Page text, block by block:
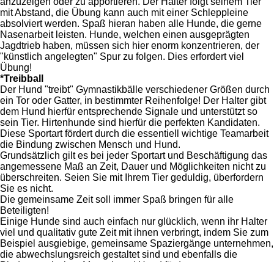
mit Abstand, die Übung kann auch mit einer Schleppleine
absolviert werden. Spaß hieran haben alle Hunde, die gerne
Nasenarbeit leisten. Hunde, welchen einen ausgeprägten
Jagdtrieb haben, müssen sich hier enorm konzentrieren, der
"künstlich angelegten" Spur zu folgen. Dies erfordert viel
Übung!
*Treibball
Der Hund "treibt" Gymnastikbälle verschiedener Größen durch
ein Tor oder Gatter, in bestimmter Reihenfolge! Der Halter gibt
dem Hund hierfür entsprechende Signale und unterstützt so
sein Tier. Hirtenhunde sind hierfür die perfekten Kandidaten.
Diese Sportart fördert durch die essentiell wichtige Teamarbeit
die Bindung zwischen Mensch und Hund.
Grundsätzlich gilt es bei jeder Sportart und Beschäftigung das
angemessene Maß an Zeit, Dauer und Möglichkeiten nicht zu
überschreiten. Seien Sie mit Ihrem Tier geduldig, überfordern
Sie es nicht.
Die gemeinsame Zeit soll immer Spaß bringen für alle
Beteiligten!
Einige Hunde sind auch einfach nur glücklich, wenn ihr Halter
viel und qualitativ gute Zeit mit ihnen verbringt, indem Sie zum
Beispiel ausgiebige, gemeinsame Spaziergänge unternehmen,
die abwechslungsreich gestaltet sind und ebenfalls die